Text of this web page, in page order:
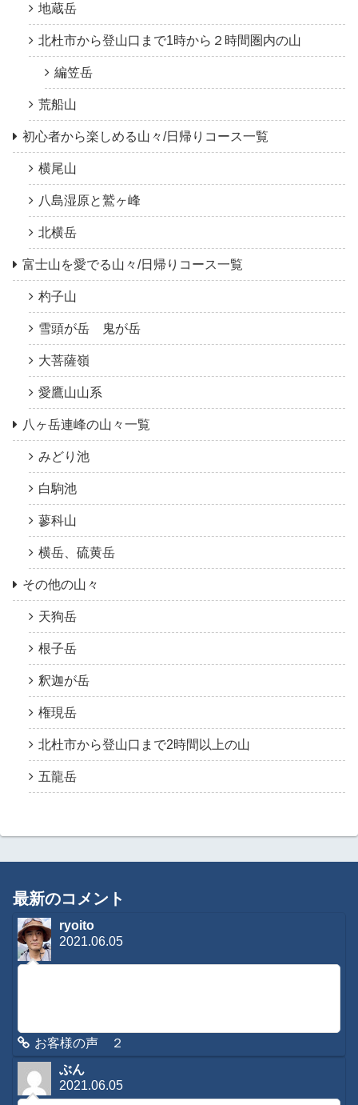
地蔵岳
北杜市から登山口まで1時から２時間圏内の山
編笠岳
荒船山
初心者から楽しめる山々/日帰りコース一覧
横尾山
八島湿原と鷲ヶ峰
北横岳
富士山を愛でる山々/日帰りコース一覧
杓子山
雪頭が岳 鬼が岳
大菩薩嶺
愛鷹山山系
八ヶ岳連峰の山々一覧
みどり池
白駒池
蓼科山
横岳、硫黄岳
その他の山々
天狗岳
根子岳
釈迦が岳
権現岳
北杜市から登山口まで2時間以上の山
五龍岳
最新のコメント
ryoito
2021.06.05
お客様の声 ２
ぶん
2021.06.05